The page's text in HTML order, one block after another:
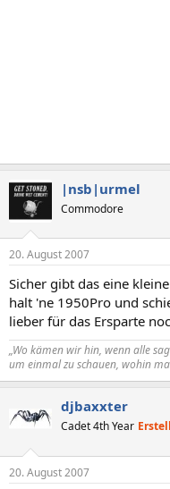
|nsb|urmel
Commodore
20. August 2007
Sicher gibt das eine
halt 'ne 1950Pro und
lieber für das Ersparte
„Wo kämen wir hin, wenn alle
um einmal zu schauen, wohin
djbaxxter
Cadet 4th Year
20. August 2007